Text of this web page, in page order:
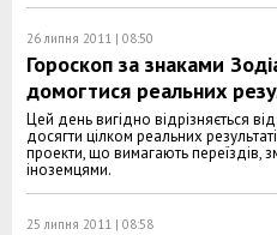
26 липня 2011 | 08:50
Гороскоп за знаками
домогтися реальних
Цей день вигідно відрізняється
досягти цілком реальних
проекти, що вимагають переїздів,
іноземцями.
25 липня 2011 | 08:58